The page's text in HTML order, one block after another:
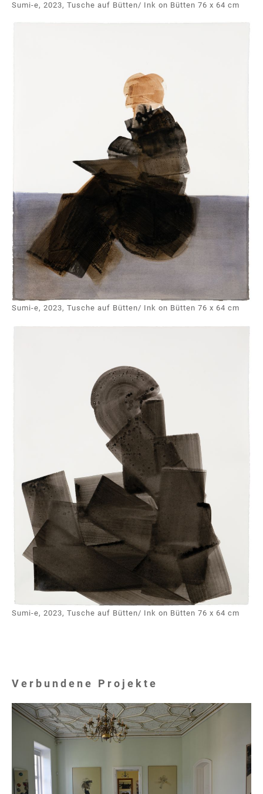
Sumi-e, 2023, Tusche auf Bütten/ Ink on Bütten 76 x 64 cm
Sumi-e, 2023, Tusche auf Bütten/ Ink on Bütten 76 x 64 cm
Sumi-e, 2023, Tusche auf Bütten/ Ink on Bütten 76 x 64 cm
Verbundene Projekte